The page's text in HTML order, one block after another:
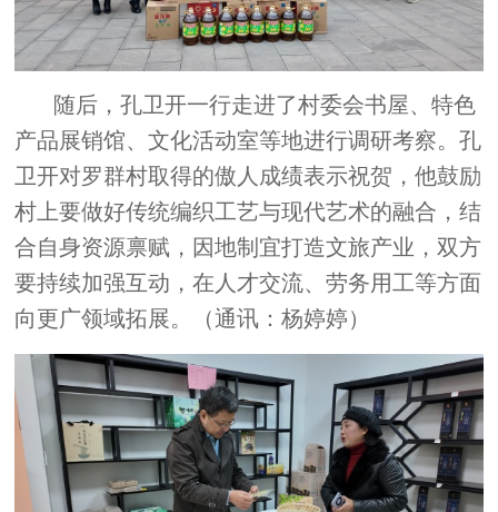
随后，孔卫开一行走进了村委会书屋、特色
产品展销馆、文化活动室等地进行调研考察。孔
卫开对罗群村取得的傲人成绩表示祝贺，他鼓励
村上要做好传统编织工艺与现代艺术的融合，结
合自身资源禀赋，因地制宜打造文旅产业，双方
要持续加强互动，在人才交流、劳务用工等方面
向更广领域拓展。（通讯：杨婷婷）